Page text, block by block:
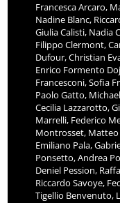
Francesca Arcaro,
Nadine Blanc,
Giulia Calisti, Nadia
Filippo Clermont,
Dufour, Christian
Enrico Formento
Francesconi, Sofia
Paolo Gatto,
Cecilia Lazzarotto,
Marrelli, Federico
Montrosset, Matteo
Emiliano Pala,
Ponsetto, Andrea
Deniel Pession,
Riccardo Savoye,
Tigellio Benvenuto,